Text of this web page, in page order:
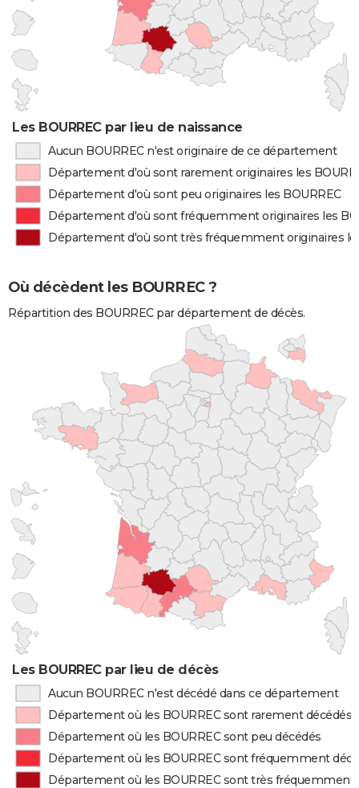
Les BOURREC par lieu de naissance
Aucun BOURREC n'est originaire de ce département
Département d'où sont rarement originaires les
Département d'où sont peu originaires les BOURREC
Département d'où sont fréquemment originaires les
Département d'où sont très fréquemment originaires
Où décèdent les BOURREC ?
Répartition des BOURREC par département de décès.
Les BOURREC par lieu de décès
Aucun BOURREC n'est décédé dans ce département
Département où les BOURREC sont rarement décédés
Département où les BOURREC sont peu décédés
Département où les BOURREC sont fréquemment
Département où les BOURREC sont très fréquemment